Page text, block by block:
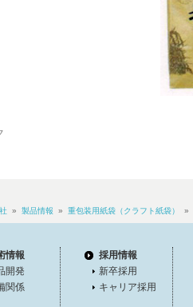
» 製品情報 » 重包装用紙袋（クラフト紙袋） »
情報
開発
関係
採用情報
新卒採用
キャリア採用